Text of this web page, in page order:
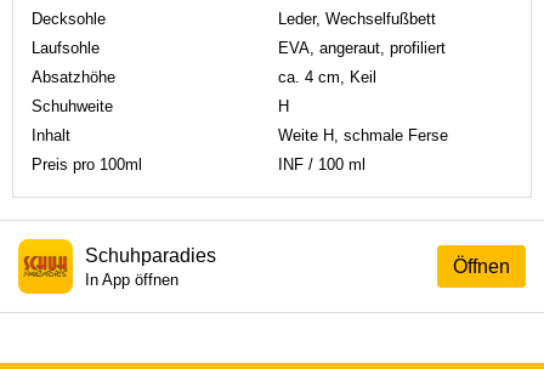
Decksohle
Leder, Wechselfußbett
Laufsohle
EVA, angeraut, profiliert
Absatzhöhe
ca. 4 cm, Keil
Schuhweite
H
Inhalt
Weite H, schmale Ferse
Preis pro 100ml
INF / 100 ml
Öffnen
Schuhparadies
In App öffnen